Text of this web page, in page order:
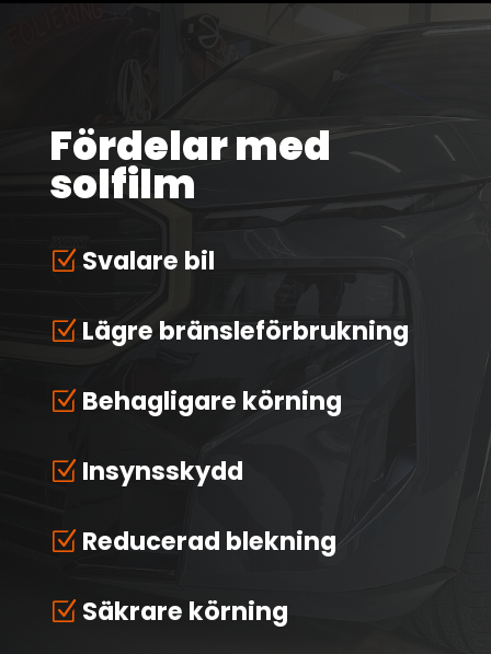
Fördelar med
solfilm
Z Svalare bil
Z Lägre bränsleförbrukning
Z Behagligare körning
Z Insynsskydd
Z Reducerad blekning
Z Säkrare körning